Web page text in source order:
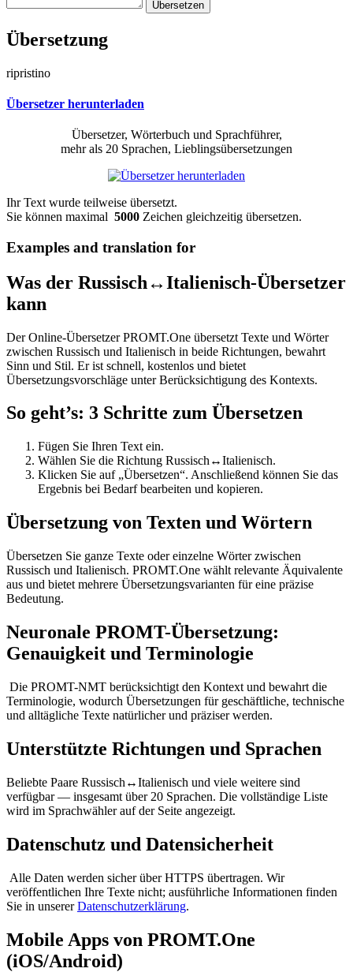
Übersetzung
ripristino
Übersetzer herunterladen
Übersetzer, Wörterbuch und Sprachführer,
mehr als 20 Sprachen, Lieblingsübersetzungen
Ihr Text wurde teilweise übersetzt.
Sie können maximal 5000 Zeichen gleichzeitig übersetzen.
Examples and translation for
Was der Russisch↔Italienisch-Übersetzer
kann
Der Online-Übersetzer PROMT.One übersetzt Texte und Wörter
zwischen Russisch und Italienisch in beide Richtungen, bewahrt
Sinn und Stil. Er ist schnell, kostenlos und bietet
Übersetzungsvorschläge unter Berücksichtigung des Kontexts.
So geht’s: 3 Schritte zum Übersetzen
Fügen Sie Ihren Text ein.
Wählen Sie die Richtung Russisch↔Italienisch.
Klicken Sie auf „Übersetzen“. Anschließend können Sie das
Ergebnis bei Bedarf bearbeiten und kopieren.
Übersetzung von Texten und Wörtern
Übersetzen Sie ganze Texte oder einzelne Wörter zwischen
Russisch und Italienisch. PROMT.One wählt relevante Äquivalente
aus und bietet mehrere Übersetzungsvarianten für eine präzise
Bedeutung.
Neuronale PROMT-Übersetzung:
Genauigkeit und Terminologie
Die PROMT-NMT berücksichtigt den Kontext und bewahrt die
Terminologie, wodurch Übersetzungen für geschäftliche, technische
und alltägliche Texte natürlicher und präziser werden.
Unterstützte Richtungen und Sprachen
Beliebte Paare Russisch↔Italienisch und viele weitere sind
verfügbar — insgesamt über 20 Sprachen. Die vollständige Liste
wird im Sprachwähler auf der Seite angezeigt.
Datenschutz und Datensicherheit
Alle Daten werden sicher über HTTPS übertragen. Wir
veröffentlichen Ihre Texte nicht; ausführliche Informationen finden
Sie in unsererDatenschutzerklärung.
Mobile Apps von PROMT.One
(iOS/Android)